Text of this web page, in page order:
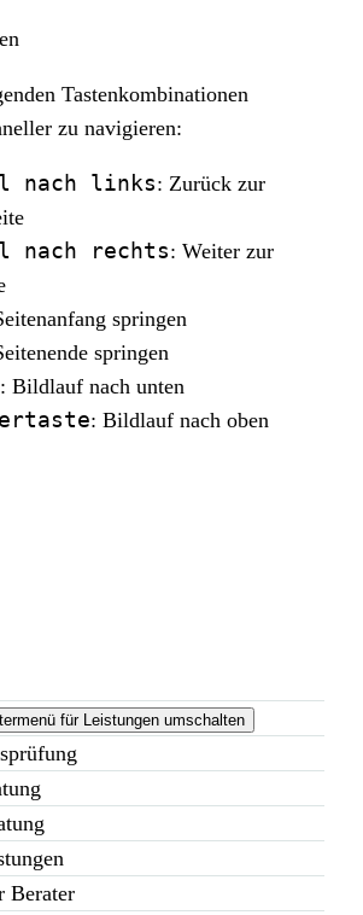
Tastenkombinationen
zu navigieren:
nach links: Zurück zur
nach rechts: Weiter zur
springen
springen
: Bildlauf nach unten
: Bildlauf nach oben
für Leistungen umschalten
Berater